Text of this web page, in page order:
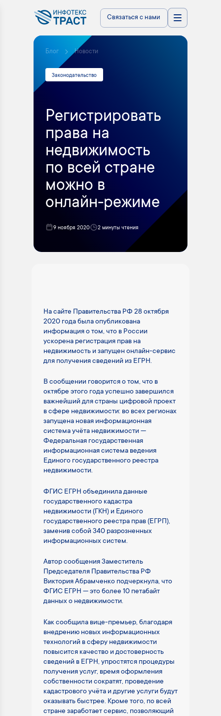
Связаться с нами
Блог Новости
Законодательство
Регистрировать
права на
недвижимость
по всей стране
можно в
онлайн-режиме
9 ноября 2020 2 минуты чтения
На сайте Правительства РФ 28 октября
2020 года была опубликована
информация о том, что в России
ускорена регистрация прав на
недвижимость и запущен онлайн-сервис
для получения сведений из ЕГРН.
В сообщении говорится о том, что в
октябре этого года успешно завершился
важнейший для страны цифровой проект
в сфере недвижимости: во всех регионах
запущена новая информационная
система учёта недвижимости —
Федеральная государственная
информационная система ведения
Единого государственного реестра
недвижимости.
ФГИС ЕГРН объединила данные
государственного кадастра
недвижимости (ГКН) и Единого
государственного реестра прав (ЕГРП),
заменив собой 340 разрозненных
информационных систем.
Автор сообщения Заместитель
Председателя Правительства РФ
Виктория Абрамченко подчеркнула, что
ФГИС ЕГРН — это более 10 петабайт
данных о недвижимости.
Как сообщила вице-премьер, благодаря
внедрению новых информационных
технологий в сферу недвижимости
повысится качество и достоверность
сведений в ЕГРН, упростятся процедуры
получения услуг, время оформления
собственности сократят, проведение
кадастрового учёта и другие услуги будут
оказывать быстрее. Кроме того, по всей
стране заработает сервис, позволяющий